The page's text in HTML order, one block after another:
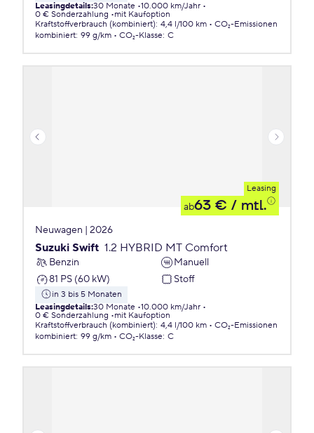
Leasingdetails:30 Monate 10.000 km/Jahr
0 € Sonderzahlung
mit Kaufoption
Kraftstoffverbrauch (kombiniert): 4,4 l/100 km
CO₂-Emissionen
kombiniert: 99 g/km CO₂-Klasse: C
Leasing
ab63 € / mtl.
Neuwagen | 2026
Suzuki Swift 1.2 HYBRID MT Comfort
Benzin
Manuell
81 PS (60 kW)
Stoff
in 3 bis 5 Monaten
Leasingdetails:30 Monate 10.000 km/Jahr
0 € Sonderzahlung
mit Kaufoption
Kraftstoffverbrauch (kombiniert): 4,4 l/100 km
CO₂-Emissionen
kombiniert: 99 g/km CO₂-Klasse: C